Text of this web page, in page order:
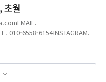
초월
010-6558-6154INSTAGRAM.